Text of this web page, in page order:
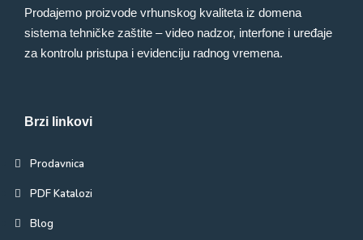
Prodajemo proizvode vrhunskog kvaliteta iz domena
sistema tehničke zaštite – video nadzor, interfone i uređaje
za kontrolu pristupa i evidenciju radnog vremena.
Brzi linkovi
Prodavnica
PDF Katalozi
Blog